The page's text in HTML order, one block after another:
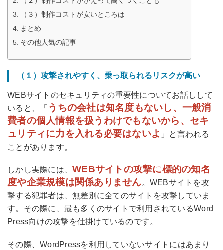
（３）制作コストが安いところは
まとめ
その他人気の記事
（１）攻撃されやすく、乗っ取られるリスクが高い
WEBサイトのセキュリティの重要性についてお話しして
いると、「 うちの会社は知名度もないし、一般消
費者の個人情報を扱うわけでもないから、セキ
ュリティに力を入れる必要はないよ 」と言われる
ことがあります。
しかし実際には、WEBサイトの攻撃に標的の知名
度や企業規模は関係ありません。WEBサイトを攻
撃する犯罪者は、無差別に全てのサイトを攻撃していま
す。その際に、最も多くのサイトで利用されているWord
Press向けの攻撃を仕掛けているのです。
その際、WordPressを利用していないサイトにはあまり